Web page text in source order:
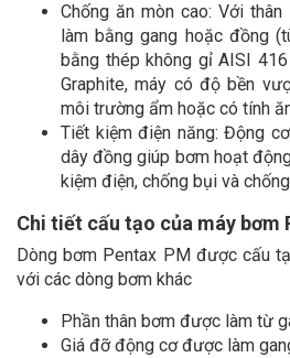
Chống ăn mòn cao: Với
làm bằng gang hoặc đồng
bằng thép không gỉ AISI
Graphite, máy có độ bền
môi trường ẩm hoặc có tính
Tiết kiệm điện năng: Động
dây đồng giúp bơm hoạt
kiệm điện, chống bụi và
Chi tiết cấu tạo của máy bơm
Dòng bơm Pentax PM được cấu
với các dòng bơm khác
Phần thân bơm được làm từ
Giá đỡ động cơ được làm